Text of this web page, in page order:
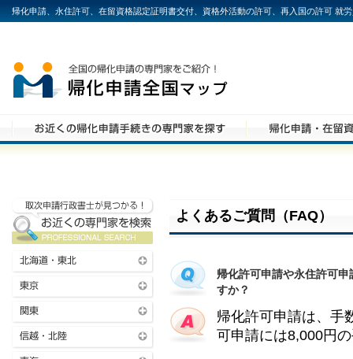
帰化申請、永住許可、在留資格認定証明書交付、資格外活動の許可、再入国の許可 就
よくあるご質問（FAQ）
帰化許可申請や永住許可
すか？
帰化許可申請は、手
可申請には8,000円